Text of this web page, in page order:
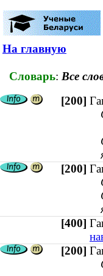
На главную
Словарь: Все
[200]
[200]
[400]
[200]